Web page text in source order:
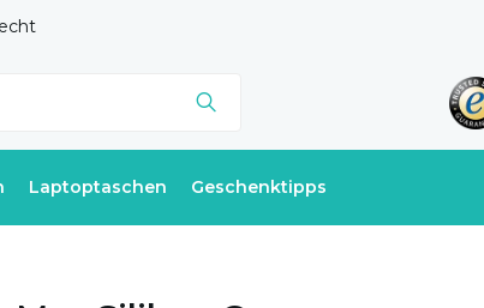
Laptoptaschen Geschenktipps